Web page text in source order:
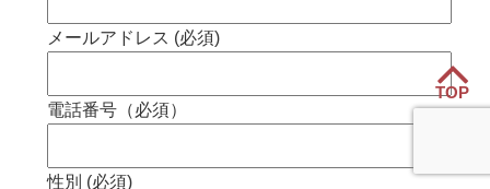
メールアドレス (必須)
電話番号（必須）
性別 (必須)
TOP